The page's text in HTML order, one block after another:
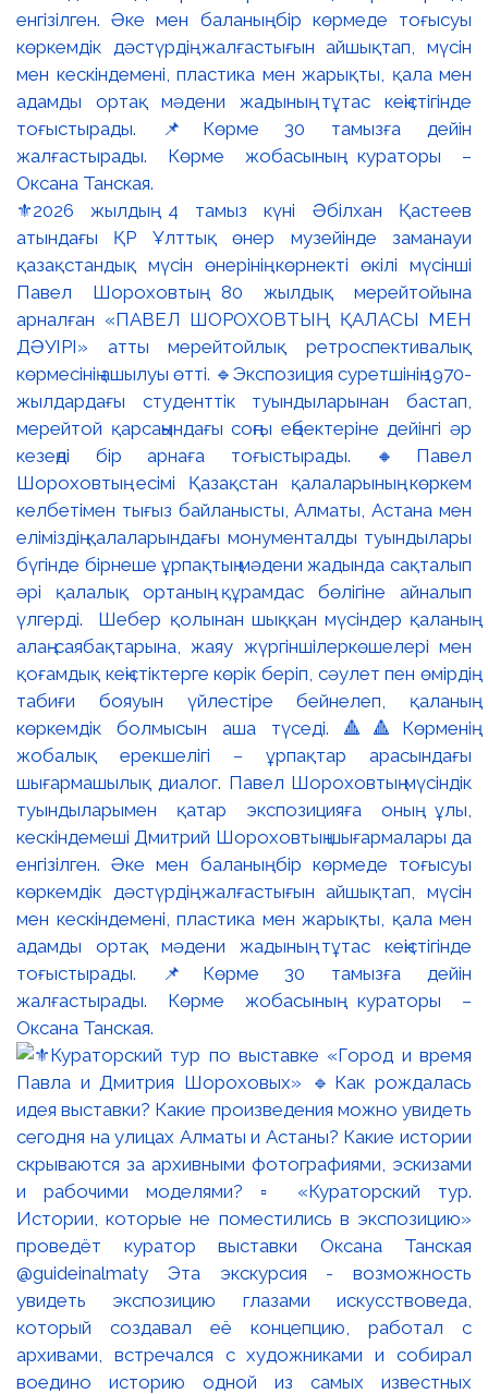
⚜️2026 жылдың 4 тамыз күні Әбілхан Қастеев
атындағы ҚР Ұлттық өнер музейінде заманауи
қазақстандық мүсін өнерінің көрнекті өкілі мүсінші
Павел Шороховтың 80 жылдық мерейтойына
арналған «ПАВЕЛ ШОРОХОВТЫҢ ҚАЛАСЫ МЕН
ДӘУІРІ» атты мерейтойлық ретроспективалық
көрмесінің ашылуы өтті. 🔹Экспозиция суретшінің 1970-
жылдардағы студенттік туындыларынан бастап,
мерейтой қарсаңындағы соңғы еңбектеріне дейінгі әр
кезеңді бір арнаға тоғыстырады. 🔸Павел
Шороховтың есімі Қазақстан қалаларының көркем
келбетімен тығыз байланысты, Алматы, Астана мен
еліміздің қалаларындағы монументалды туындылары
бүгінде бірнеше ұрпақтың мәдени жадында сақталып
әрі қалалық ортаның құрамдас бөлігіне айналып
үлгерді. Шебер қолынан шыққан мүсіндер қаланың
алаң-саябақтарына, жаяу жүргіншілеркөшелері мен
қоғамдық кеңістіктерге көрік беріп, сәулет пен өмірдің
табиғи бояуын үйлестіре бейнелеп, қаланың
көркемдік болмысын аша түседі. 🔺🔺Көрменің
жобалық ерекшелігі – ұрпақтар арасындағы
шығармашылық диалог. Павел Шороховтың мүсіндік
туындыларымен қатар экспозицияға оның ұлы,
кескіндемеші Дмитрий Шороховтың шығармалары да
енгізілген. Әке мен баланың бір көрмеде тоғысуы
көркемдік дәстүрдің жалғастығын айшықтап, мүсін
мен кескіндемені, пластика мен жарықты, қала мен
адамды ортақ мәдени жадының тұтас кеңістігінде
тоғыстырады. 📌Көрме 30 тамызға дейін
жалғастырады. Көрме жобасының кураторы –
Оксана Танская.